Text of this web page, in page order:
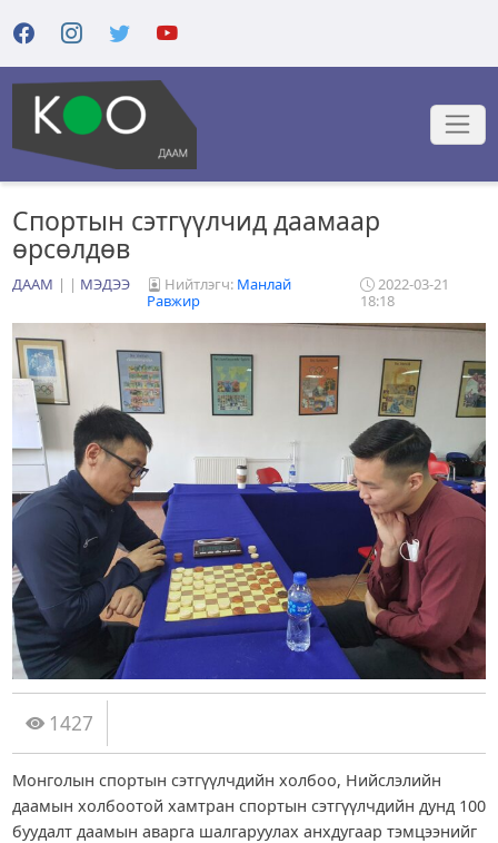
Спортын сэтгүүлчид даамаар
өрсөлдөв
ДААМ | МЭДЭЭ Нийтлэгч: Манлай
Равжир
2022-03-21
18:18
1427
Монголын спортын сэтгүүлчдийн холбоо, Нийслэлийн
даамын холбоотой хамтран спортын сэтгүүлчдийн дунд 100
буудалт даамын аварга шалгаруулах анхдугаар тэмцээнийг